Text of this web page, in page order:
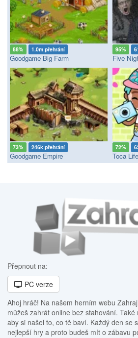
88% 1.0m přehrání
Goodgame Big Farm
95%
Five
73% 246k přehrání
Goodgame Empire
72%
Toca
Přepnout na:
PC verze
Ahoj hráč! Na našem herním webu
můžeš zahrát online bez stahování.
aby si našel to, co tě baví. Každý den se
nejlepší hry a proto budeš mít o zábavu